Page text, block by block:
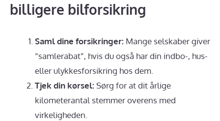
billigere bilforsikring
Saml dine forsikringer: Mange selskaber giver
“samlerabat”, hvis du også har din indbo-, hus-
eller ulykkesforsikring hos dem.
Tjek din kørsel: Sørg for at dit årlige
kilometerantal stemmer overens med
virkeligheden.